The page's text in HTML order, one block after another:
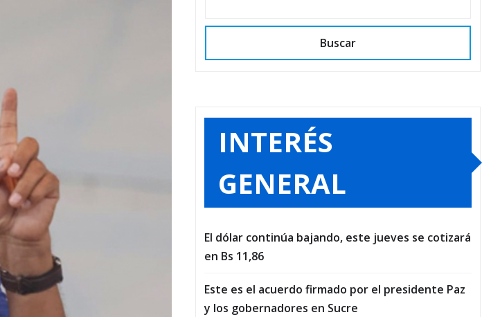
Buscar
INTERÉS
GENERAL
El dólar continúa bajando, este jueves se cotizará
en Bs 11,86
Este es el acuerdo firmado por el presidente Paz
y los gobernadores en Sucre